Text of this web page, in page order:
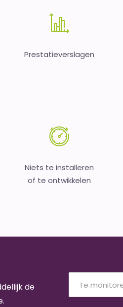
Prestatieverslagen
Niets te installeren
of te ontwikkelen
de